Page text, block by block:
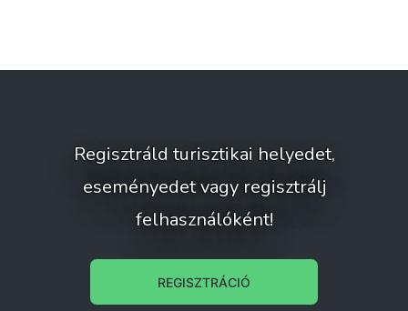
Regisztráld turisztikai helyedet,
eseményedet vagy regisztrálj
felhasználóként!
REGISZTRÁCIÓ